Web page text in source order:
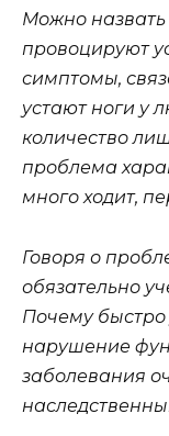
Можно назвать
провоцируют
симптомы,
устают ноги у
количество
проблема
много ходит,
Говоря о
обязательно
Почему быстро
нарушение
заболевания